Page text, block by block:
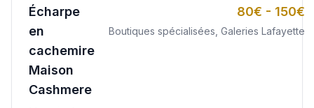
Écharpe
en
cachemire
Maison
Cashmere
80€ - 150€
Boutiques spécialisées, Galeries Lafayette